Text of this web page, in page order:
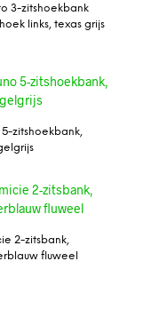
3-zitshoekbank
links, texas grijs
5-zitshoekbank,
2-zitsbank,
fluweel